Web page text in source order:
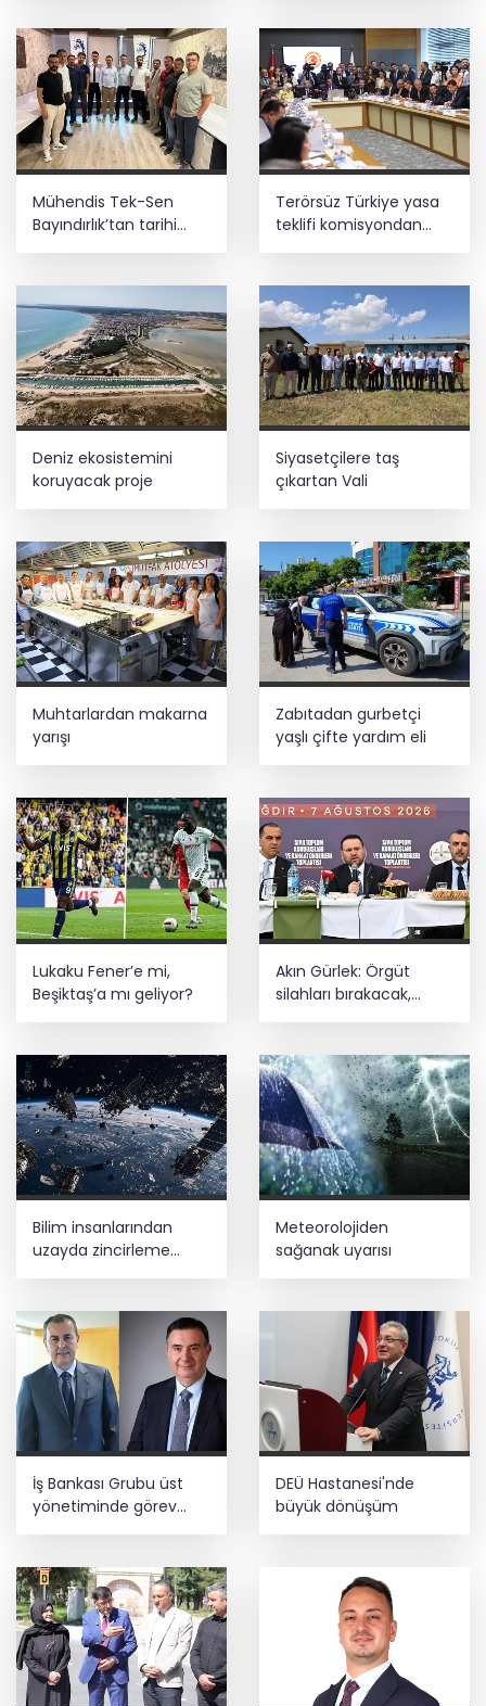
Mühendis Tek-Sen
Bayındırlık’tan tarihi
Terörsüz Türkiye yasa
teklifi komisyondan
Deniz ekosistemini
koruyacak proje
Siyasetçilere taş
çıkartan Vali
Muhtarlardan makarna
yarışı
Zabıtadan gurbetçi
yaşlı çifte yardım eli
Lukaku Fener’e mi,
Beşiktaş’a mı geliyor?
Akın Gürlek: Örgüt
silahları bırakacak,
Bilim insanlarından
uzayda zincirleme
Meteorolojiden
sağanak uyarısı
İş Bankası Grubu üst
yönetiminde görev
değişimi
DEÜ Hastanesi'nde
büyük dönüşüm